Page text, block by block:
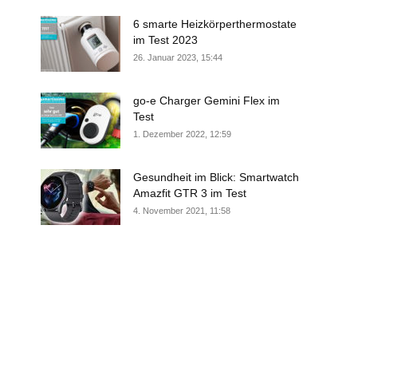
6 smarte Heizkörperthermostate
im Test 2023
26. Januar 2023, 15:44
go-e Charger Gemini Flex im
Test
1. Dezember 2022, 12:59
Gesundheit im Blick: Smartwatch
Amazfit GTR 3 im Test
4. November 2021, 11:58